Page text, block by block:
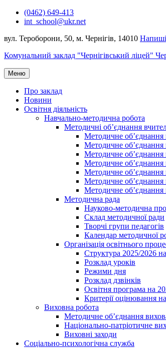
Перейти(0462) 649-413
int_school@ukr.net
вул. Тероборони, 50, м. Чернігів, 14010
Комунальний заклад "Чернігівський ліцей"
Меню
Про заклад
Новини
Освітня діяльність
Навчально-методична робота
Методичні об’єднання
Методичне об’єднання
Методичне об’єднання
Методичне об’єднання
Методичне об’єднання
Методичне об’єднання
Методичне об’єднання
Методичне об’єднання
Методична рада
Науково-методична
Склад методичної ради
Творчі групи педагогів
Календар методичної
Організація освітнього
Структура 2025/2026
Розклад уроків
Режими дня
Розклад дзвінків
Освітня програма на
Критерії оцінювання
Виховна робота
Методичне об’єднання
Національно-патріотичне
Виховні заходи
Соціально-психологічна служба